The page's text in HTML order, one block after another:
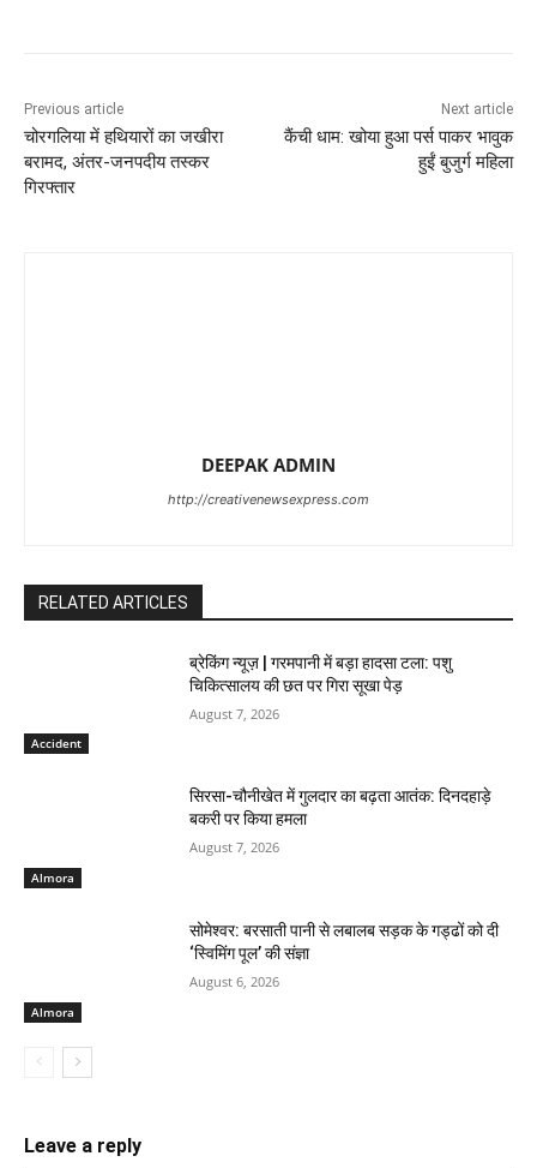
Previous article
चोरगलिया में हथियारों का जखीरा
बरामद, अंतर-जनपदीय तस्कर
गिरफ्तार
Next article
कैंची धाम: खोया हुआ पर्स पाकर भावुक
हुईं बुजुर्ग महिला
DEEPAK ADMIN
http://creativenewsexpress.com
RELATED ARTICLES
Accident
ब्रेकिंग न्यूज़ | गरमपानी में बड़ा हादसा टला: पशु
चिकित्सालय की छत पर गिरा सूखा पेड़
August 7, 2026
Almora
सिरसा-चौनीखेत में गुलदार का बढ़ता आतंक: दिनदहाड़े
बकरी पर किया हमला
August 7, 2026
Almora
सोमेश्वर: बरसाती पानी से लबालब सड़क के गड्ढों को दी
‘स्विमिंग पूल’ की संज्ञा
August 6, 2026
Leave a reply